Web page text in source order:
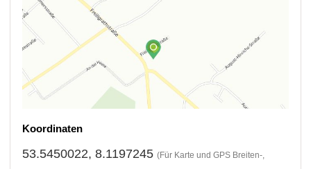
Koordinaten
53.5450022, 8.1197245 (Für Karte und GPS Breiten-,